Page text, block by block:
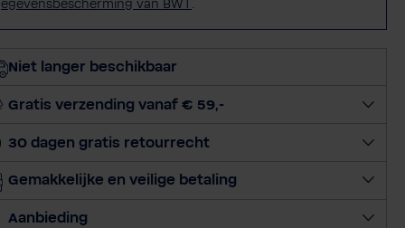
van BWT.
Niet langer beschikbaar
Gratis verzending vanaf € 59,-
30 dagen gratis retourrecht
Gemakkelijke en veilige betaling
Aanbieding